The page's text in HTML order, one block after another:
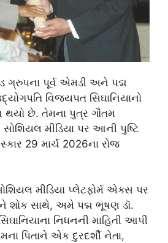
ગ્રુપના પૂર્વ એમડી અને પદ્મ
વિજયપત સિઘાનિયાનો
થયો છે. તેમના પુત્ર ગૌતમ
સોશિયલ મીડિયા પર આની પુષ્ટિ
29 માર્ચ 2026ના રોજ
મીડિયા પ્લેટફોર્મ એક્સ પર
શોક સાથે, અમે પદ્મ ભૂષણ ડૉ.
નિધનની માહિતી આપી
પિતાને એક દુરદર્શી નેતા,